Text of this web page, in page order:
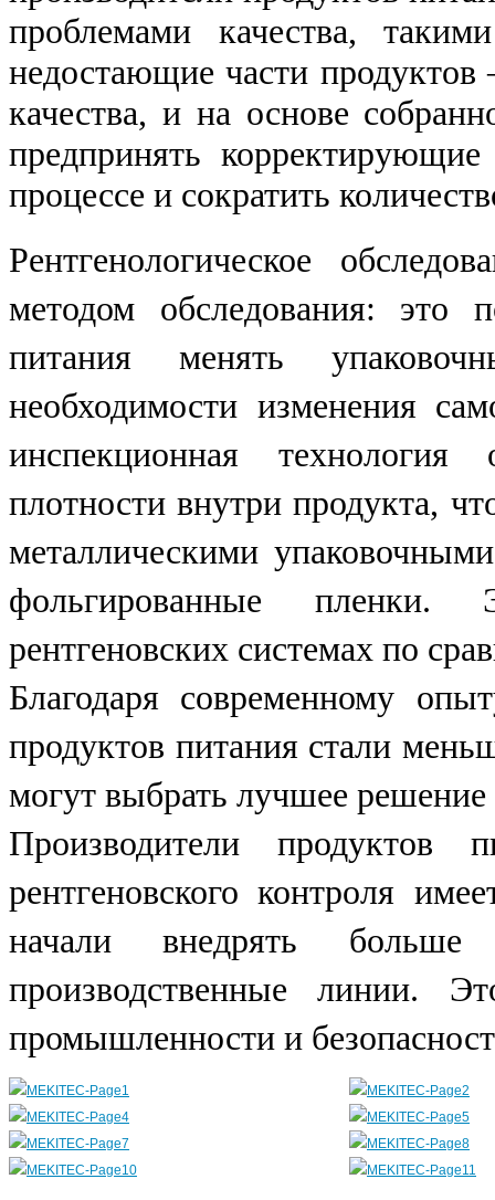
проблемами качества,
недостающие части
качества, и на основе
предпринять
процессе и сократить
Рентгенологическое
методом обследования: это
питания менять
необходимости изменения
инспекционная
плотности внутри продукта,
металлическими
фольгированные
рентгеновских системах по
Благодаря современному
продуктов питания стали
могут выбрать лучшее
Производители продуктов
рентгеновского контроля
начали внедрять
производственные линии.
промышленности и